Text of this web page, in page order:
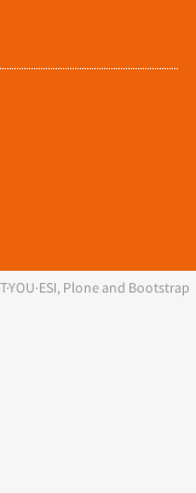
Plone and Bootstrap